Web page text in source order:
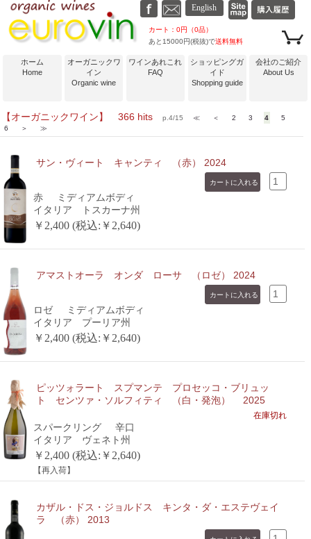
カート：0円（0品）
あと15000円(税抜)で送料無料
ホーム
Home
オーガニックワ
イン
Organic wine
ワインあれこれ
FAQ
ショッピングガ
イド
Shopping guide
会社のご紹介
About Us
【オーガニックワイン】 366 hitsp.4/15 ≪ ＜ 2 3 4
5
6
＞ ≫
サン・ヴィート キャンティ （赤） 2024
赤
ミディアムボディ
イタリア トスカーナ州
￥2,400 (税込:￥2,640)
アマストオーラ オンダ ローサ （ロゼ） 2024
ロゼ
ミディアムボディ
イタリア プーリア州
￥2,400 (税込:￥2,640)
ピッツォラート スプマンテ プロセッコ・ブリュッ
ト センツァ・ソルフィティ （白・発泡） 2025
在庫切れ
スパークリング
辛口
イタリア ヴェネト州
￥2,400 (税込:￥2,640)
【再入荷】
カザル・ドス・ジョルドス キンタ・ダ・エステヴェイ
ラ （赤） 2013